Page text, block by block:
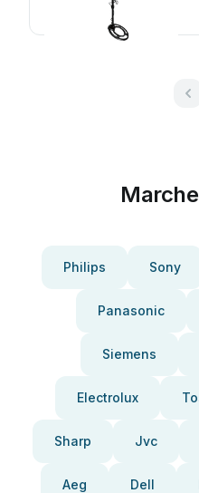
Philips Sony
Panasonic
Siemens
Electrolux
Sharp Jvc
Aeg Dell